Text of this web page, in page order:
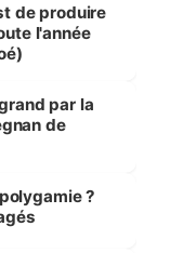
de produire
l'année
par la
de
?